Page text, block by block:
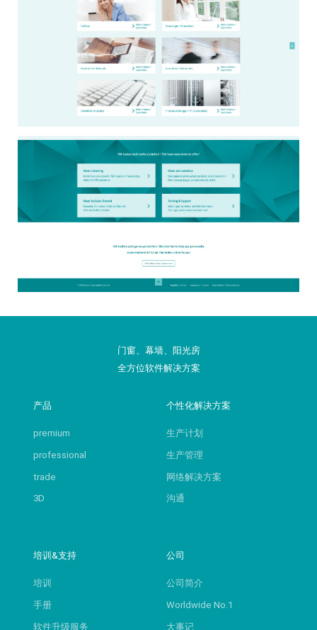
门窗、幕墙、阳光房
全方位软件解决方案
产品
premium
professional
trade
3D
个性化解决方案
生产计划
生产管理
网络解决方案
沟通
培训&支持
培训
手册
软件升级服务
公司
公司简介
Worldwide No.1
大事记